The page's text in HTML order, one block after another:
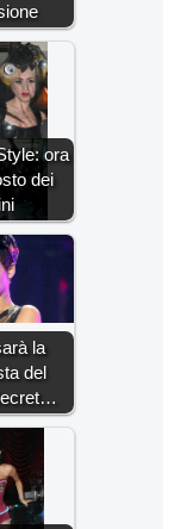
ora
dei
la
del